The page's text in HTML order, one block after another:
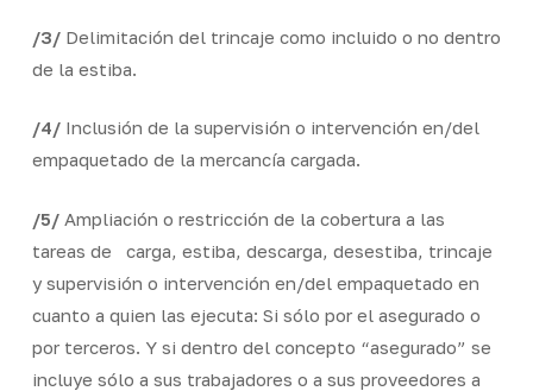
/3/Delimitación del trincaje como incluido o no dentro
de la estiba.
/4/Inclusión de la supervisión o intervención en/del
empaquetado de la mercancía cargada.
/5/Ampliación o restricción de la cobertura a las
tareas de carga, estiba, descarga, desestiba, trincaje
y supervisión o intervención en/del empaquetado en
cuanto a quien las ejecuta: Si sólo por el asegurado o
por terceros. Y si dentro del concepto “asegurado” se
incluye sólo a sus trabajadores o a sus proveedores a